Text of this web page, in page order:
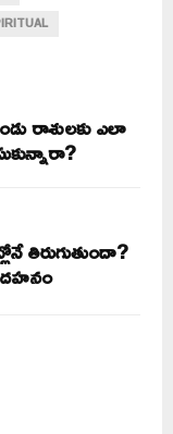
రాశులకు ఎలా
తిరుగుతుందా?
దహనం